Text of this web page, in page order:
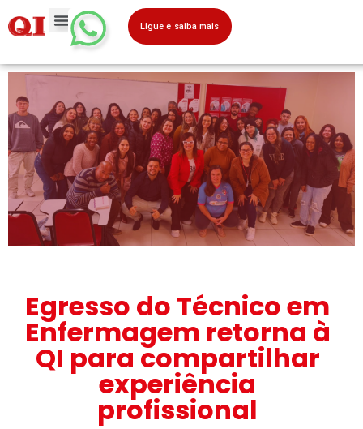
Ligue e saiba mais
Egresso do Técnico em
Enfermagem retorna à
QI para compartilhar
experiência
profissional